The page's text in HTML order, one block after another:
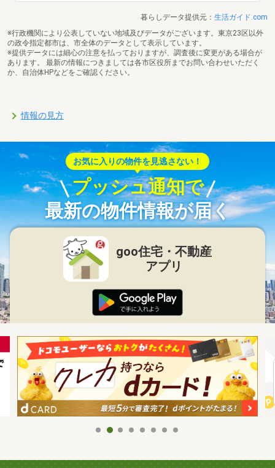
暮らしデータ提供元： 生活ガイド.com
※行政機関により公表していない地域及びデータがございます。東京23区以外
の政令指定都市は、市全体のデータとして表示しています。
※提供データには細心の注意を払っておりますが、調査後に変更がある場合が
あります。 最新の情報につきましては各市区役所までお問い合わせいただく
か、自治体HPなどをご確認ください。
情報の見方
お気に入りの物件を見逃さない！
プッシュ通知で
最新の物件情報が届く
goo住宅・不動産
アプリ